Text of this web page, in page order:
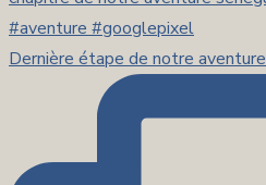
Dernière étape de notre